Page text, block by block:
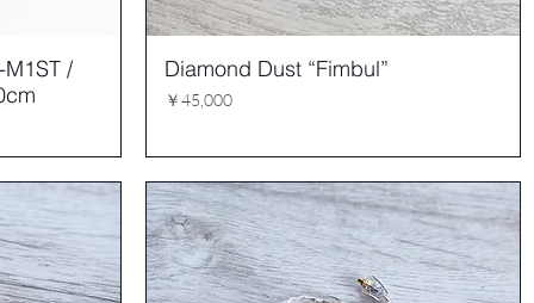
/
Diamond Dust “Fimbul”
価格
￥45,000